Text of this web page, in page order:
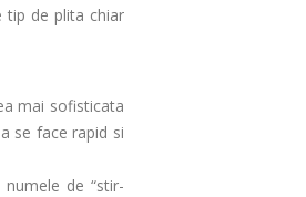
tip de plita chiar
mai sofisticata
se face rapid si
de “stir-